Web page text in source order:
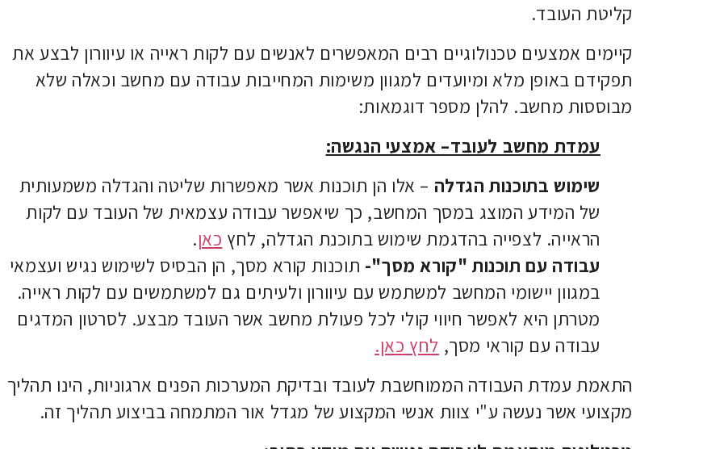
קליטת העובד.
קיימים אמצעים טכנולוגיים רבים המאפשרים לאנשים עם לקות ראייה או עיוורון לבצע את
תפקידם באופן מלא ומיועדים למגוון משימות המחייבות עבודה עם מחשב וכאלה שלא
מבוססות מחשב. להלן מספר דוגמאות:
עמדת מחשב לעובד– אמצעי הנגשה:
שימוש בתוכנות הגדלה – אלו הן תוכנות אשר מאפשרות שליטה והגדלה משמעותית
של המידע המוצג במסך המחשב, כך שיאפשר עבודה עצמאית של העובד עם לקות
הראייה. לצפייה בהדגמת שימוש בתוכנת הגדלה, לחץ כאן.
עבודה עם תוכנות "קורא מסך"- תוכנות קורא מסך, הן הבסיס לשימוש נגיש ועצמאי
במגוון יישומי המחשב למשתמש עם עיוורון ולעיתים גם למשתמשים עם לקות ראייה.
מטרתן היא לאפשר חיווי קולי לכל פעולת מחשב אשר העובד מבצע. לסרטון המדגים
עבודה עם קוראי מסך, לחץ כאן.
התאמת עמדת העבודה הממוחשבת לעובד ובדיקת המערכות הפנים ארגוניות, הינו תהליך
מקצועי אשר נעשה ע"י צוות אנשי המקצוע של מגדל אור המתמחה בביצוע תהליך זה.